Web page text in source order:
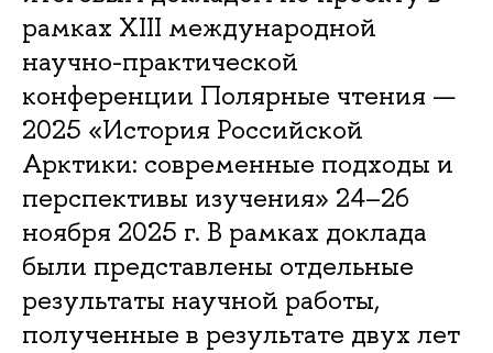
рамках XIII международной
научно-практической
конференции Полярные чтения —
2025 «История Российской
Арктики: современные подходы и
перспективы изучения» 24–26
ноября 2025 г. В рамках доклада
были представлены отдельные
результаты научной работы,
полученные в результате двух лет